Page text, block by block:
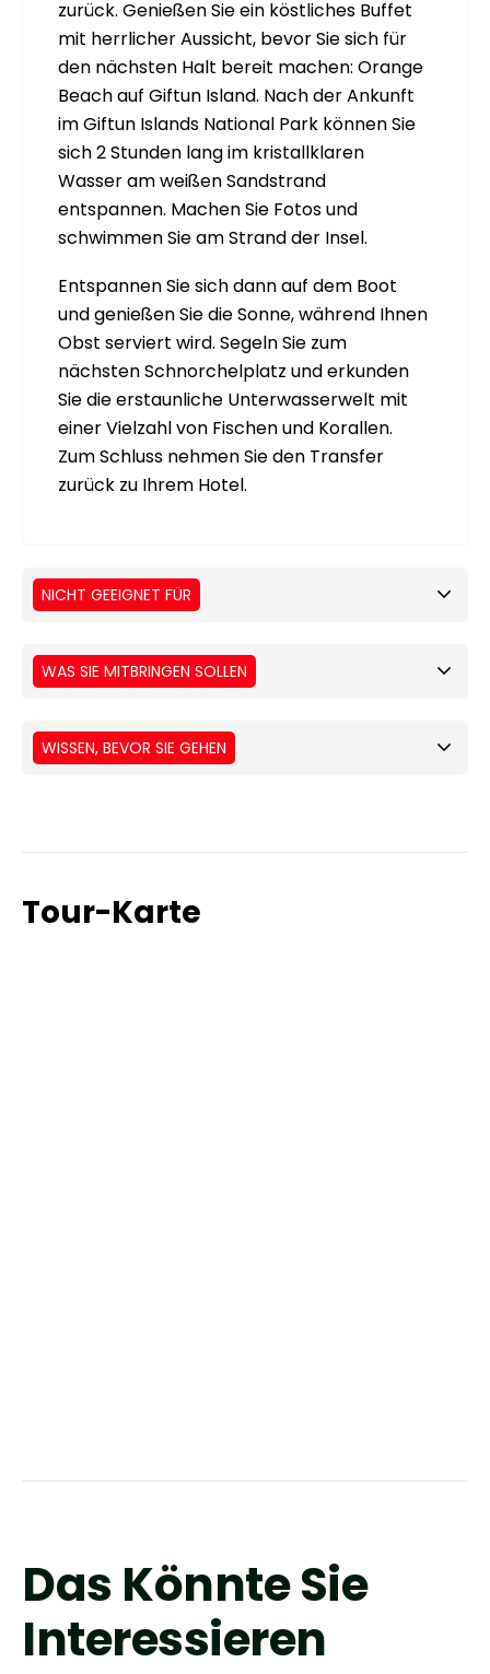
zurück. Genießen Sie ein köstliches Buffet
mit herrlicher Aussicht, bevor Sie sich für
den nächsten Halt bereit machen: Orange
Beach auf Giftun Island. Nach der Ankunft
im Giftun Islands National Park können Sie
sich 2 Stunden lang im kristallklaren
Wasser am weißen Sandstrand
entspannen. Machen Sie Fotos und
schwimmen Sie am Strand der Insel.
Entspannen Sie sich dann auf dem Boot
und genießen Sie die Sonne, während Ihnen
Obst serviert wird. Segeln Sie zum
nächsten Schnorchelplatz und erkunden
Sie die erstaunliche Unterwasserwelt mit
einer Vielzahl von Fischen und Korallen.
Zum Schluss nehmen Sie den Transfer
zurück zu Ihrem Hotel.
NICHT GEEIGNET FÜR
WAS SIE MITBRINGEN SOLLEN
WISSEN, BEVOR SIE GEHEN
Tour-Karte
Das Könnte Sie
Interessieren